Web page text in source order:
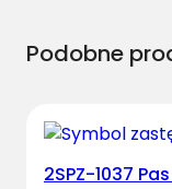
a
Podobne
2SPZ-1037